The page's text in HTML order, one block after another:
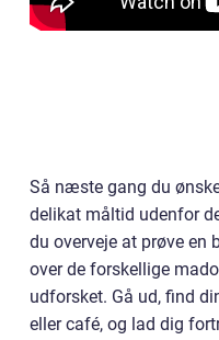
Så næste gang du
delikat måltid udenfor
du overveje at prøve en
over de forskellige
udforsket. Gå ud, find
eller café, og lad dig